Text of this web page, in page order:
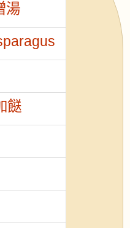
湯
餸